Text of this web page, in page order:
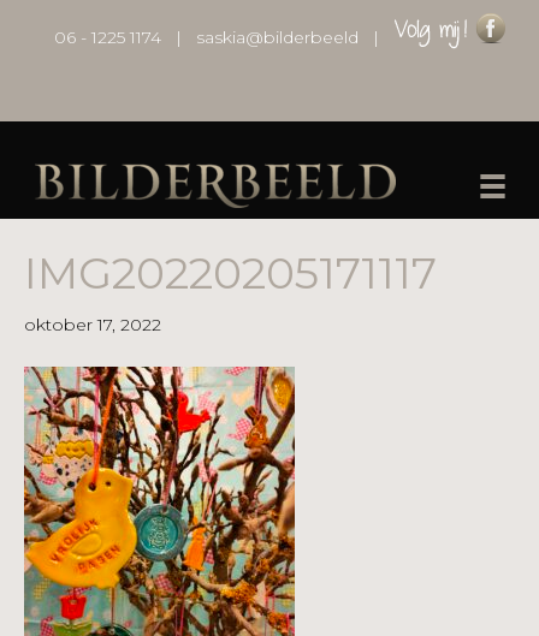
06 - 1225 1174 | saskia@bilderbeeld |
IMG20220205171117
oktober 17, 2022